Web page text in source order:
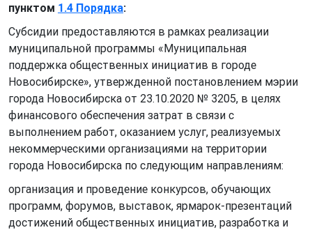
пунктом 1.4 Порядка:
Субсидии предоставляются в рамках реализации
муниципальной программы «Муниципальная
поддержка общественных инициатив в городе
Новосибирске», утвержденной постановлением мэрии
города Новосибирска от 23.10.2020 № 3205, в целях
финансового обеспечения затрат в связи с
выполнением работ, оказанием услуг, реализуемых
некоммерческими организациями на территории
города Новосибирска по следующим направлениям:
организация и проведение конкурсов, обучающих
программ, форумов, выставок, ярмарок-презентаций
достижений общественных инициатив, разработка и